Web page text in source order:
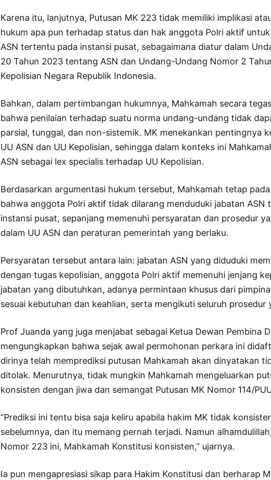
Karena itu, lanjutnya, Putusan MK 223 tidak memiliki implikasi
hukum apa pun terhadap status dan hak anggota Polri aktif
ASN tertentu pada instansi pusat, sebagaimana diatur dalam
20 Tahun 2023 tentang ASN dan Undang-Undang Nomor 2
Kepolisian Negara Republik Indonesia.
Bahkan, dalam pertimbangan hukumnya, Mahkamah secara
bahwa penilaian terhadap suatu norma undang-undang tidak
parsial, tunggal, dan non-sistemik. MK menekankan pentingnya
UU ASN dan UU Kepolisian, sehingga dalam konteks ini
ASN sebagai lex specialis terhadap UU Kepolisian.
Berdasarkan argumentasi hukum tersebut, Mahkamah tetap
bahwa anggota Polri aktif tidak dilarang menduduki jabatan ASN
instansi pusat, sepanjang memenuhi persyaratan dan prosedur
dalam UU ASN dan peraturan pemerintah yang berlaku.
Persyaratan tersebut antara lain: jabatan ASN yang diduduki
dengan tugas kepolisian, anggota Polri aktif memenuhi jenjang
jabatan yang dibutuhkan, adanya permintaan khusus dari
sesuai kebutuhan dan keahlian, serta mengikuti seluruh prosedur
Prof Juanda yang juga menjabat sebagai Ketua Dewan Pembina
mengungkapkan bahwa sejak awal permohonan perkara ini
dirinya telah memprediksi putusan Mahkamah akan dinyatakan
ditolak. Menurutnya, tidak mungkin Mahkamah mengeluarkan
konsisten dengan jiwa dan semangat Putusan MK Nomor 114/
“Prediksi ini tentu bisa saja keliru apabila hakim MK tidak
sebelumnya, dan itu memang pernah terjadi. Namun
Nomor 223 ini, Mahkamah Konstitusi konsisten,” ujarnya.
Ia pun mengapresiasi sikap para Hakim Konstitusi dan berharap